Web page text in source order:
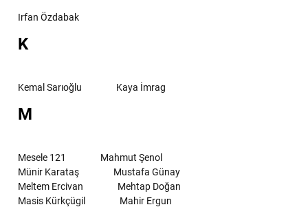
Irfan Özdabak
K
Kemal Sarıoğlu Kaya İmrag
M
Mesele 121
Mahmut Şenol
Münir Karataş
Mustafa Günay
Meltem Ercivan
Mehtap Doğan
Masis Kürkçügil
Mahir Ergun